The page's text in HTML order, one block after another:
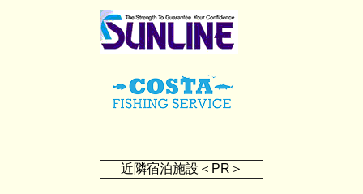
近隣宿泊施設＜PR＞